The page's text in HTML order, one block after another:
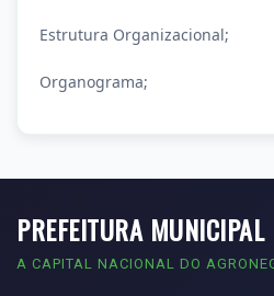
Estrutura Organizacional;
Organograma;
PREFEITURA
A CAPITAL NACIONAL DO